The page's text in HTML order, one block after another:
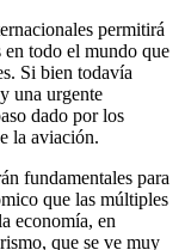
permitirá
todo el mundo que
Si bien todavía
una urgente
dado por los
la aviación.
fundamentales para
que las múltiples
economía, en
que se ve muy